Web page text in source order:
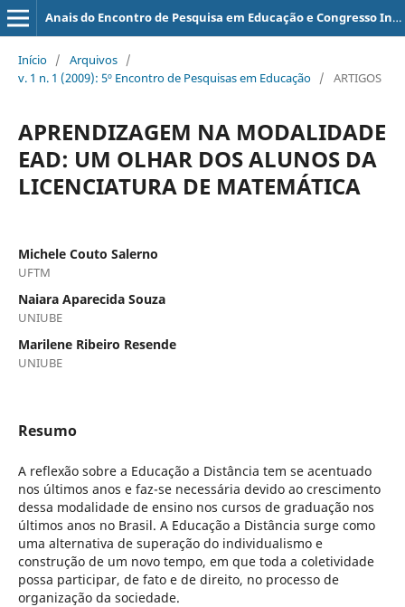
Anais do Encontro de Pesquisa em Educação e Congresso Internacional de Trabalho Docente e Processos Educativos
Início / Arquivos /
v. 1 n. 1 (2009): 5º Encontro de Pesquisas em Educação / ARTIGOS
APRENDIZAGEM NA MODALIDADE
EAD: UM OLHAR DOS ALUNOS DA
LICENCIATURA DE MATEMÁTICA
Michele Couto Salerno
UFTM
Naiara Aparecida Souza
UNIUBE
Marilene Ribeiro Resende
UNIUBE
Resumo
A reflexão sobre a Educação a Distância tem se acentuado
nos últimos anos e faz-se necessária devido ao crescimento
dessa modalidade de ensino nos cursos de graduação nos
últimos anos no Brasil. A Educação a Distância surge como
uma alternativa de superação do individualismo e
construção de um novo tempo, em que toda a coletividade
possa participar, de fato e de direito, no processo de
organização da sociedade.